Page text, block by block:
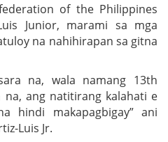
of the Philippines
Junior, marami sa mga
na nahihirapan sa gitna
na, wala namang 13th
ang natitirang kalahati e
hindi makapagbigay” ani
Luis Jr.